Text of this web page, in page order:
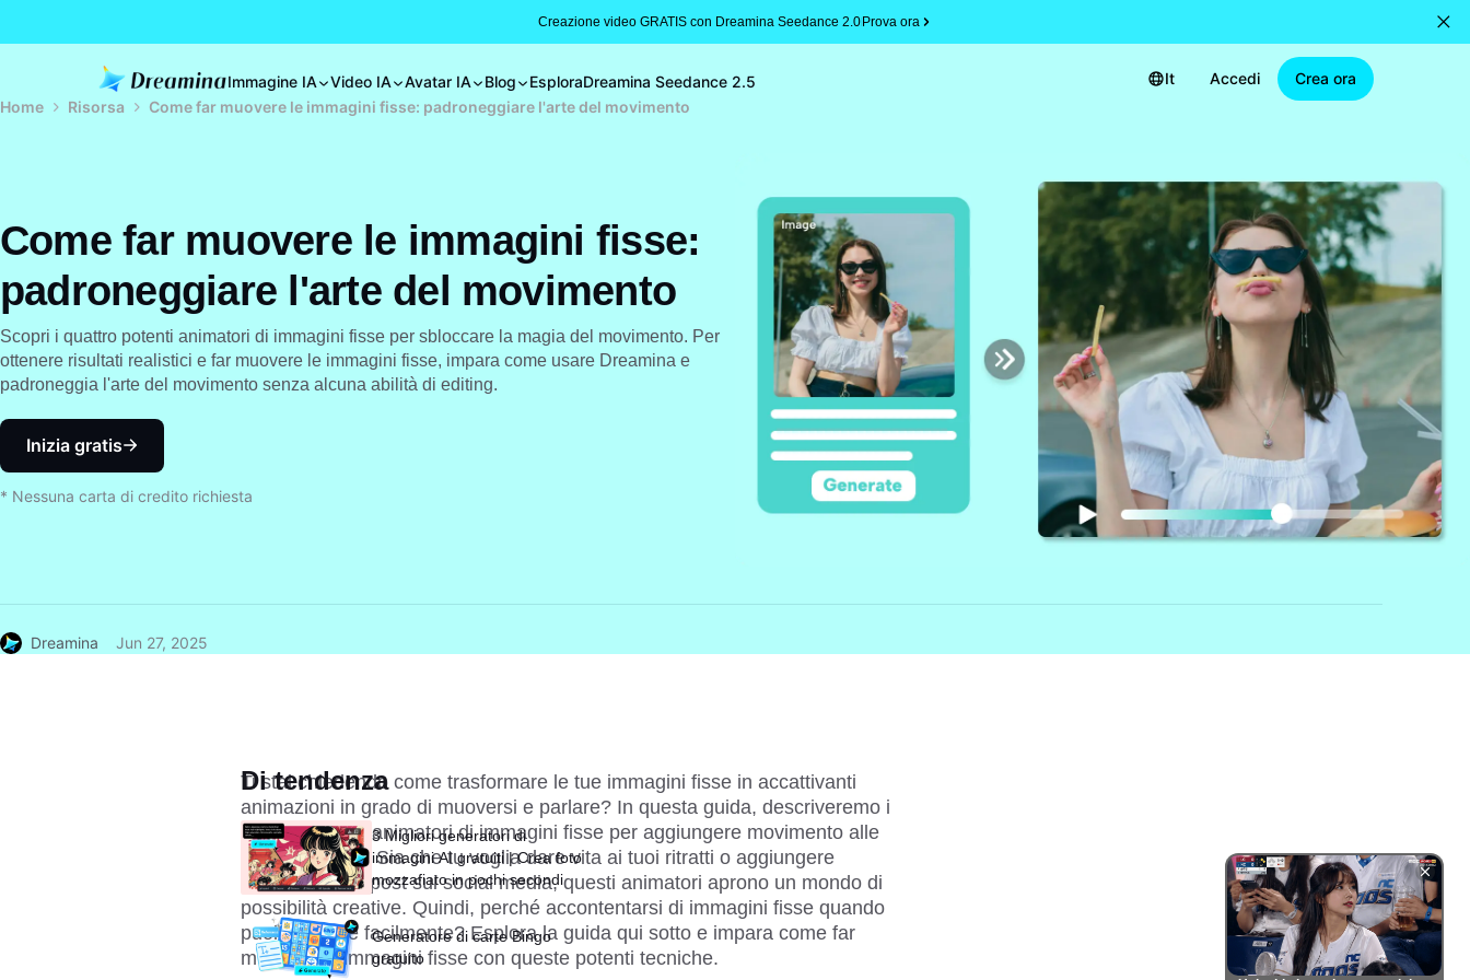
Creazione video GRATIS con Dreamina Seedance 2.0Prova ora
Immagine IA Video IA Avatar IA Blog EsploraDreamina Seedance 2.5 It Accedi
Crea ora
Home
Risorsa Come far muovere le immagini fisse: padroneggiare l'arte del movimento
Come far muovere le immagini fisse:
padroneggiare l'arte del movimento
Scopri i quattro potenti animatori di immagini fisse per sbloccare la magia del movimento. Per
ottenere risultati realistici e far muovere le immagini fisse, impara come usare Dreamina e
padroneggia l'arte del movimento senza alcuna abilità di editing.
Inizia gratis
* Nessuna carta di credito richiesta
Dreamina Jun 27, 2025
Ti stai chiedendo come trasformare le tue immagini fisse in accattivanti
animazioni in grado di muoversi e parlare? In questa guida, descriveremo i
quattro potenti animatori di immagini fisse per aggiungere movimento alle
immagini fisse. Sia che tu voglia dare vita ai tuoi ritratti o aggiungere
energia ai tuoi post sui social media, questi animatori aprono un mondo di
possibilità creative. Quindi, perché accontentarsi di immagini fisse quando
puoi animarle facilmente? Esplora la guida qui sotto e impara come far
muovere le immagini fisse con queste potenti tecniche.
Di tendenza
3 Migliori generatori di
immagini AI gratuiti | Crea foto
mozzafiato in pochi secondi
Generatore di carte Bingo
gratuito